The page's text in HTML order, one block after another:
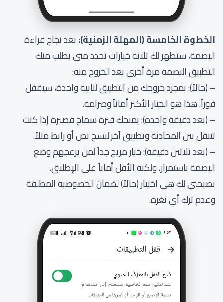
الخطوة الخامسة (المهلة الزمنية):بعد نجاح قراءة
البصمة، ستظهر لك ثلاثة خيارات تحدد متى يطلب منك
التطبيق البصمة مرة أخرى بعد الخروج منه:
– (حالاً): بمجرد خروجك من التطبيق لثانية واحدة، سيقفل
فوراً. هذا هو الخيار الأكثر أماناً وصرامة.
– (بعد دقيقة واحدة): يمنحك فترة سماح قصيرة إذا كنت
تتنقل بين المحادثة وتطبيق آخر لنسخ نص أو رابط مثلاً.
– (بعد ثلاثين دقيقة): خيار مريح جداً لمن يزعجهم وضع
البصمة باستمرار، ولكنه الأقل أماناً على الإطلاق.
نصيحتي لك هي اختيار (حالاً) لضمان الخصوصية المطلقة
وعدم ترك أي ثغرة.